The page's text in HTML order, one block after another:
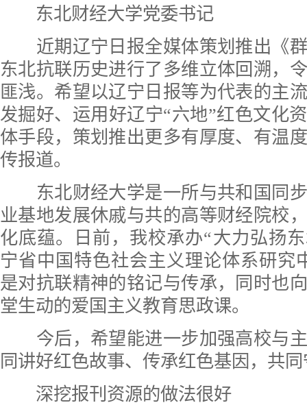
东北财经大学党委书记
近期辽宁日报全媒体策划推出《群
东北抗联历史进行了多维立体回溯，
匪浅。希望以辽宁日报等为代表的主
发掘好、运用好辽宁“六地”红色文化
体手段，策划推出更多有厚度、有温
传报道。
东北财经大学是一所与共和国同步
业基地发展休戚与共的高等财经院校
化底蕴。日前，我校承办“大力弘扬
宁省中国特色社会主义理论体系研究
是对抗联精神的铭记与传承，同时也
堂生动的爱国主义教育思政课。
今后，希望能进一步加强高校与主
同讲好红色故事、传承红色基因，共
深挖报刊资源的做法很好